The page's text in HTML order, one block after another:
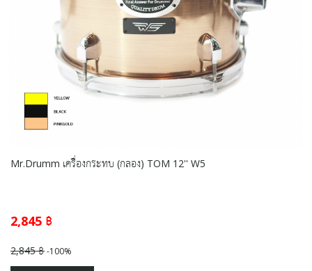
Mr.Drumm เครื่องกระทบ (กลอง) TOM 12'' W5
2,845 ฿
2,845 ฿-100%